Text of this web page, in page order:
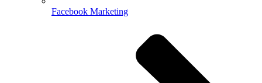
Facebook Marketing